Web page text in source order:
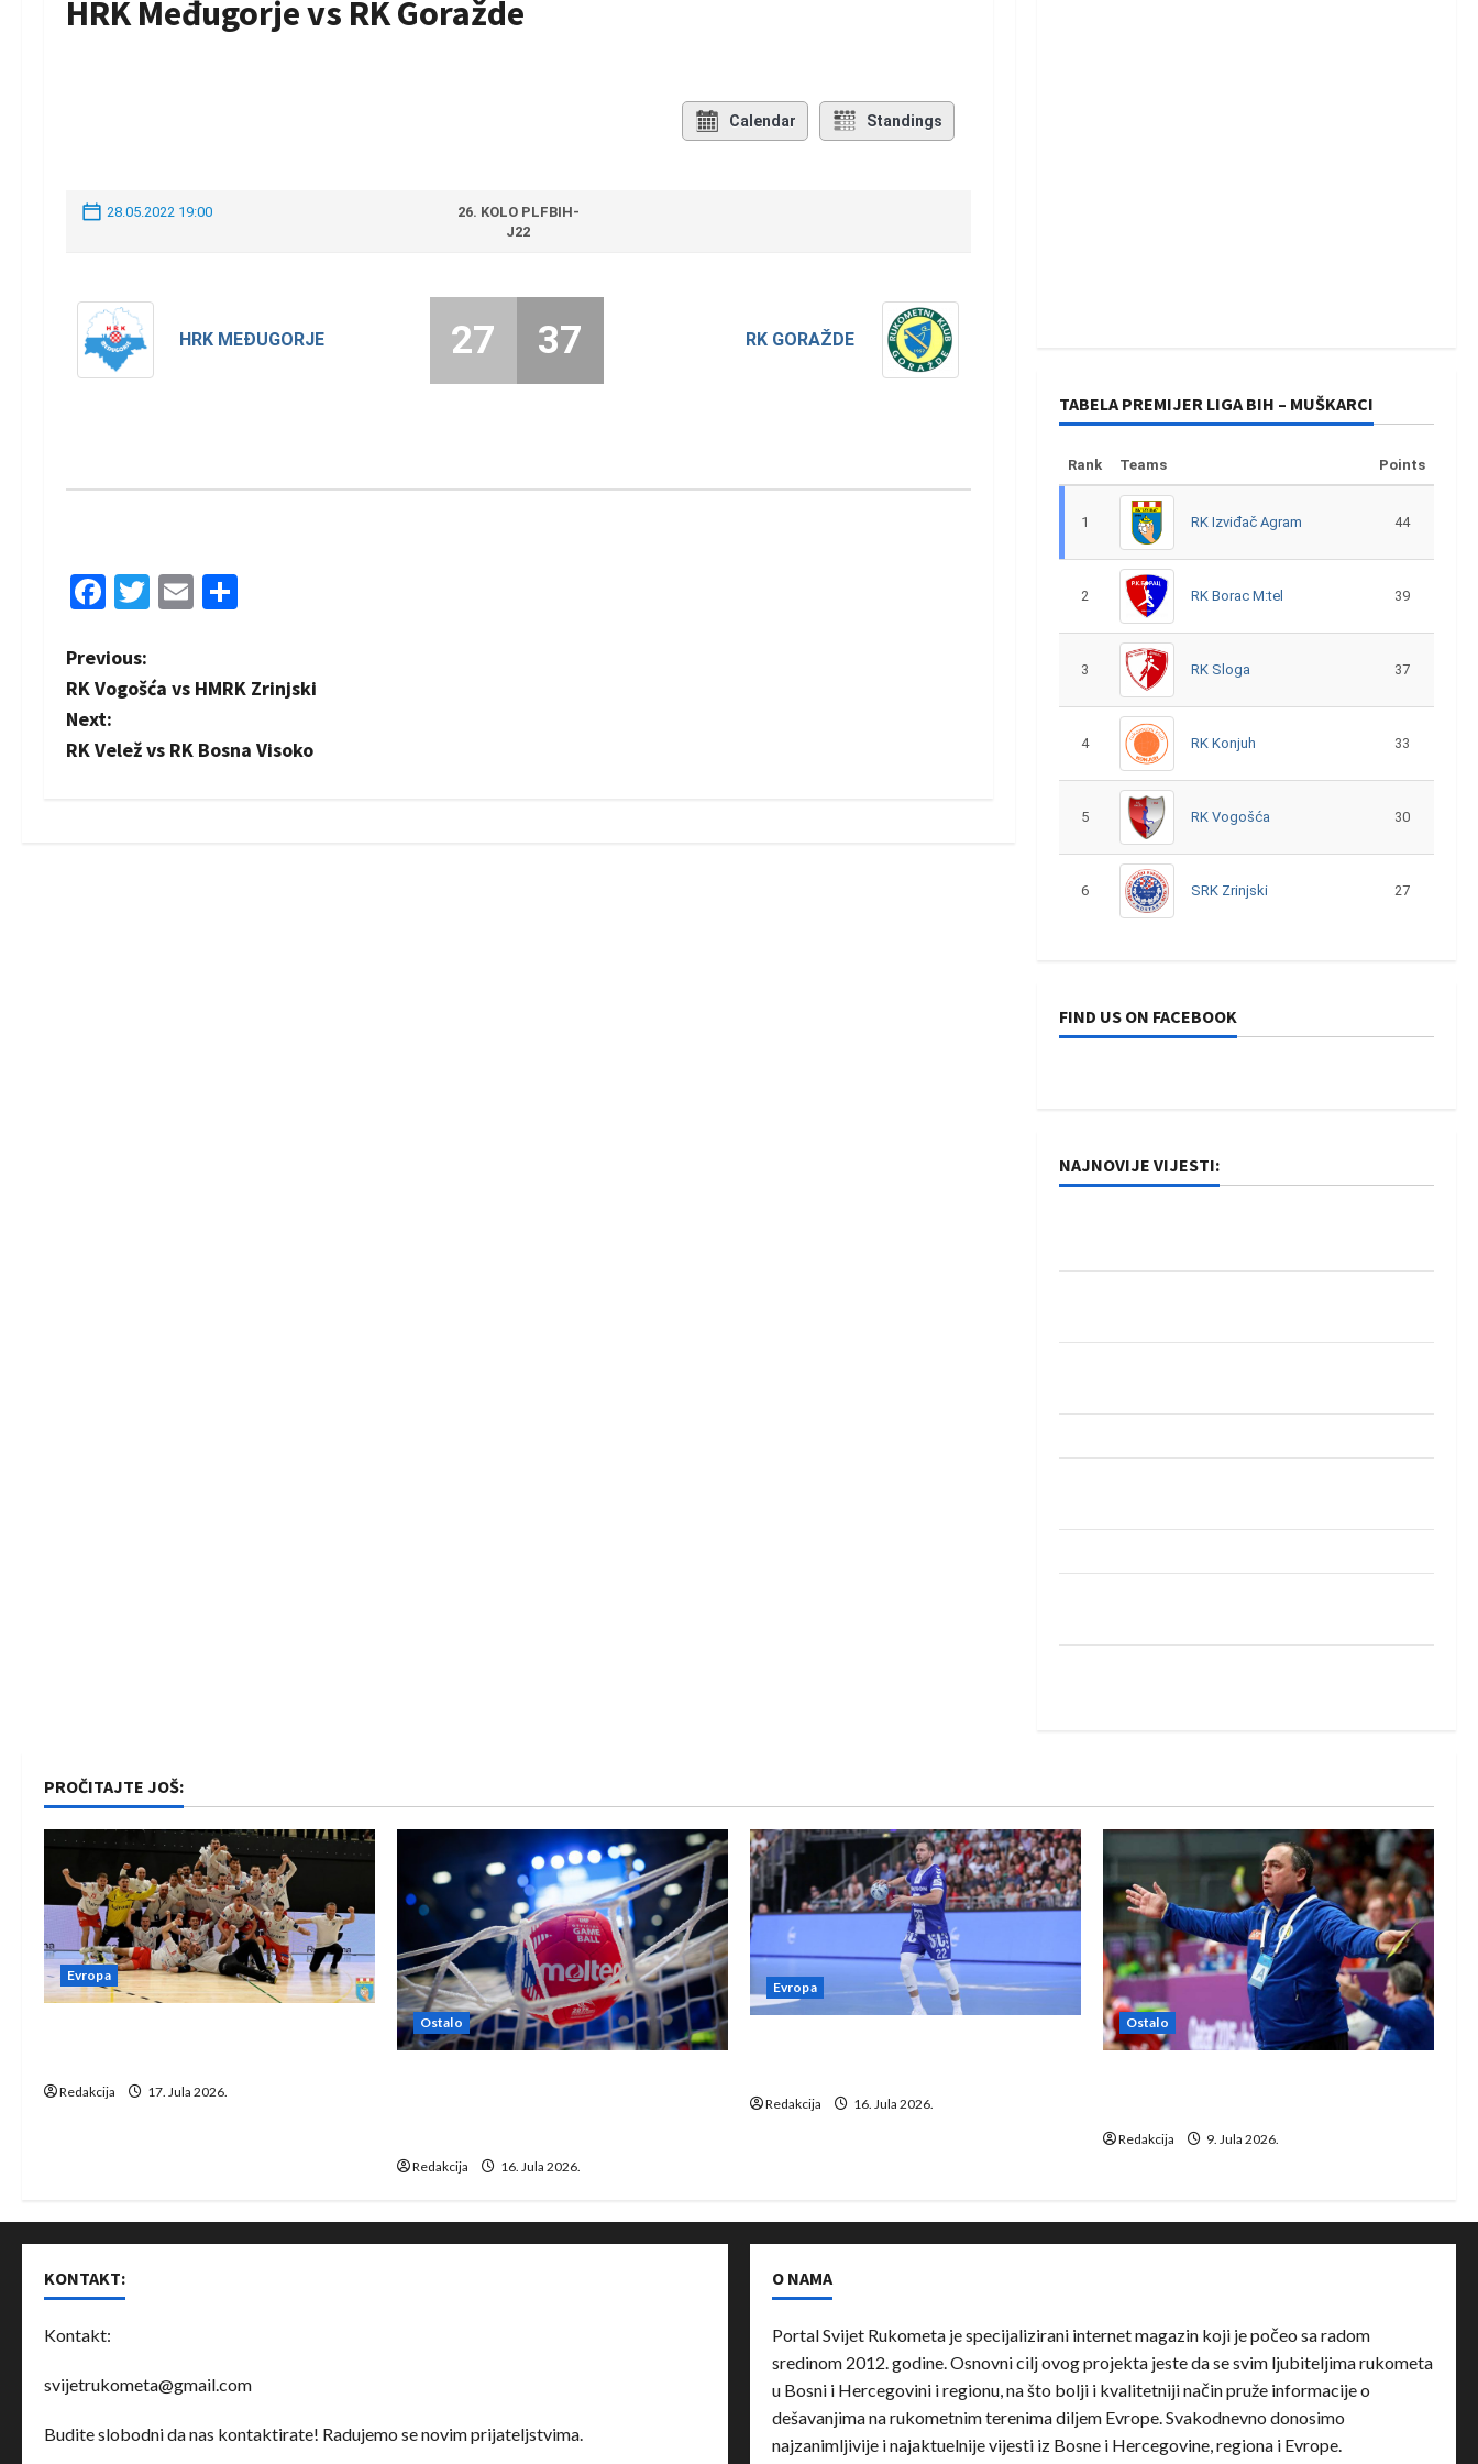
HRK Međugorje vs RK Goražde
Calendar Standings
28.05.2022 19:00
26. KOLO PLFBIH-
J22
HRK MEĐUGORJE RK GORAŽDE
27 37
Facebook
Twitter
Email
P
o
s
Previous:
RK Vogošća vs HMRK Zrinjski
Next:
RK Velež vs RK Bosna Visoko
TABELA PREMIJER LIGA BIH – MUŠKARCI
Rank Teams Points
1 RK Izviđač Agram 44
2 RK Borac M:tel 39
3 RK Sloga 37
4 RK Konjuh 33
5 RK Vogošća 30
6 SRK Zrinjski 27
FIND US ON FACEBOOK
NAJNOVIJE VIJESTI:
PROČITAJTE JOŠ:
Evropa
Redakcija 17. Jula 2026.
Ostalo
Redakcija 16. Jula 2026.
Evropa
Redakcija 16. Jula 2026.
Ostalo
Redakcija 9. Jula 2026.
KONTAKT:
Kontakt:
svijetrukometa@gmail.com
Budite slobodni da nas kontaktirate! Radujemo se novim prijateljstvima.
O NAMA
Portal Svijet Rukometa je specijalizirani internet magazin koji je počeo sa radom
sredinom 2012. godine. Osnovni cilj ovog projekta jeste da se svim ljubiteljima rukometa
u Bosni i Hercegovini i regionu, na što bolji i kvalitetniji način pruže informacije o
dešavanjima na rukometnim terenima diljem Evrope. Svakodnevno donosimo
najzanimljivije i najaktuelnije vijesti iz Bosne i Hercegovine, regiona i Evrope.